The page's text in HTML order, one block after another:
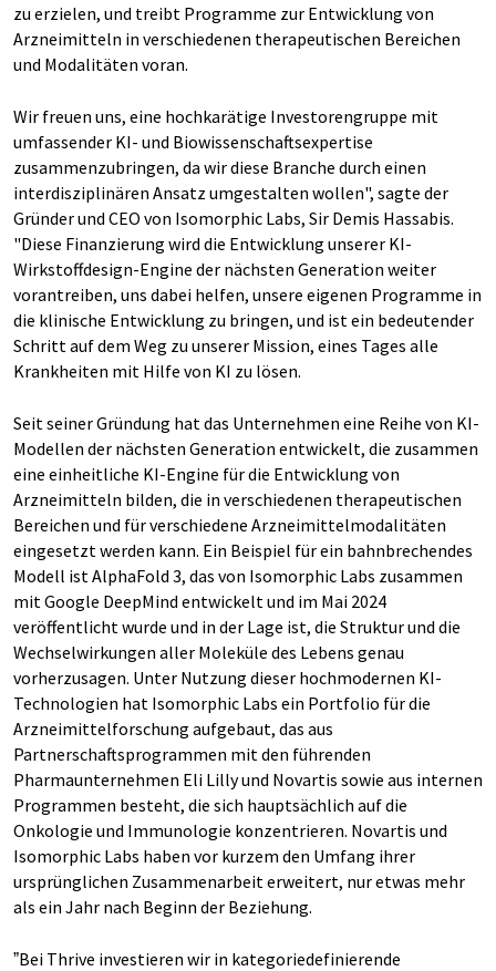
zu erzielen, und treibt Programme zur Entwicklung von
Arzneimitteln in verschiedenen therapeutischen Bereichen
und Modalitäten voran.
Wir freuen uns, eine hochkarätige Investorengruppe mit
umfassender KI- und Biowissenschaftsexpertise
zusammenzubringen, da wir diese Branche durch einen
interdisziplinären Ansatz umgestalten wollen", sagte der
Gründer und CEO von Isomorphic Labs, Sir Demis Hassabis.
"Diese Finanzierung wird die Entwicklung unserer KI-
Wirkstoffdesign-Engine der nächsten Generation weiter
vorantreiben, uns dabei helfen, unsere eigenen Programme in
die klinische Entwicklung zu bringen, und ist ein bedeutender
Schritt auf dem Weg zu unserer Mission, eines Tages alle
Krankheiten mit Hilfe von KI zu lösen.
Seit seiner Gründung hat das Unternehmen eine Reihe von KI-
Modellen der nächsten Generation entwickelt, die zusammen
eine einheitliche KI-Engine für die Entwicklung von
Arzneimitteln bilden, die in verschiedenen therapeutischen
Bereichen und für verschiedene Arzneimittelmodalitäten
eingesetzt werden kann. Ein Beispiel für ein bahnbrechendes
Modell ist AlphaFold 3, das von Isomorphic Labs zusammen
mit Google DeepMind entwickelt und im Mai 2024
veröffentlicht wurde und in der Lage ist, die Struktur und die
Wechselwirkungen aller Moleküle des Lebens genau
vorherzusagen. Unter Nutzung dieser hochmodernen KI-
Technologien hat Isomorphic Labs ein Portfolio für die
Arzneimittelforschung aufgebaut, das aus
Partnerschaftsprogrammen mit den führenden
Pharmaunternehmen Eli Lilly und Novartis sowie aus internen
Programmen besteht, die sich hauptsächlich auf die
Onkologie und Immunologie konzentrieren. Novartis und
Isomorphic Labs haben vor kurzem den Umfang ihrer
ursprünglichen Zusammenarbeit erweitert, nur etwas mehr
als ein Jahr nach Beginn der Beziehung.
ˮBei Thrive investieren wir in kategoriedefinierende